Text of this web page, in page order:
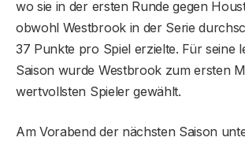
wo sie in der ersten Runde gegen
obwohl Westbrook in der Serie
37 Punkte pro Spiel erzielte. Für seine
Saison wurde Westbrook zum ersten
wertvollsten Spieler gewählt.
Am Vorabend der nächsten Saison